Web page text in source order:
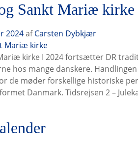
Sankt Mariæ kirke
2024af Carsten Dybkjær
kirke I 2024 fortsætter DR
hos mange danskere.
de møder forskellige historiske
Danmark. Tidsrejsen 2 –